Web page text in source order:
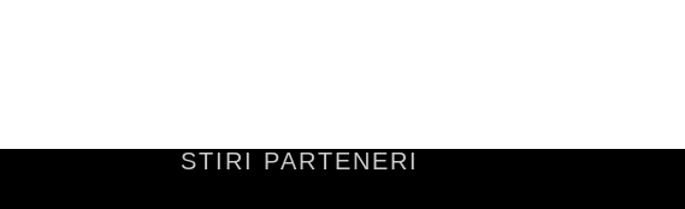
STIRI PARTENERI